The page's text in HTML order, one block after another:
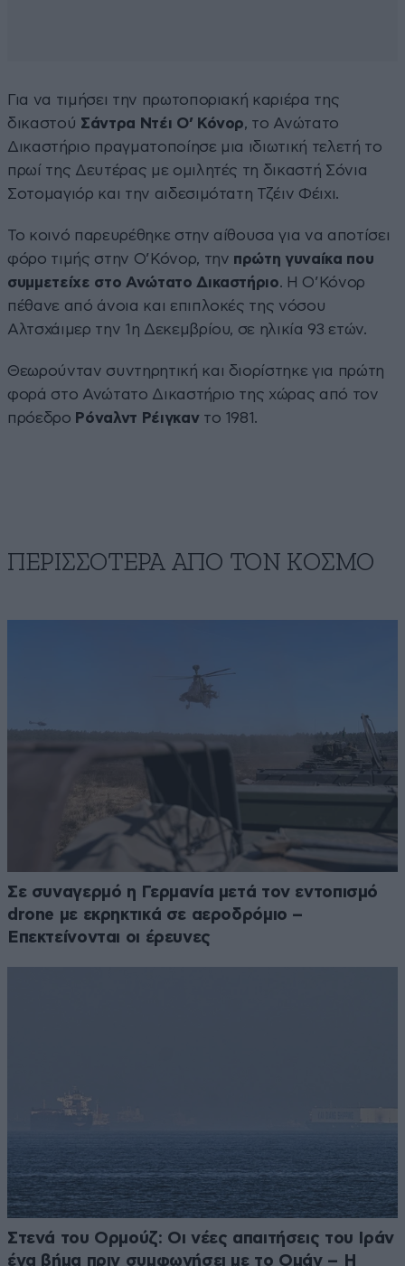
Για να τιμήσει την πρωτοποριακή καριέρα της
δικαστού Σάντρα Ντέι Ο’ Κόνορ, το Ανώτατο
Δικαστήριο πραγματοποίησε μια ιδιωτική τελετή το
πρωί της Δευτέρας με ομιλητές τη δικαστή Σόνια
Σοτομαγιόρ και την αιδεσιμότατη Τζέιν Φέιχι.
Το κοινό παρευρέθηκε στην αίθουσα για να αποτίσει
φόρο τιμής στην Ο’Κόνορ, την πρώτη γυναίκα που
συμμετείχε στο Ανώτατο Δικαστήριο. Η Ο’Κόνορ
πέθανε από άνοια και επιπλοκές της νόσου
Αλτσχάιμερ την 1η Δεκεμβρίου, σε ηλικία 93 ετών.
Θεωρούνταν συντηρητική και διορίστηκε για πρώτη
φορά στο Ανώτατο Δικαστήριο της χώρας από τον
πρόεδρο Ρόναλντ Ρέιγκαντο 1981.
ΠΕΡΙΣΣΟΤΕΡΑ ΑΠΟ ΤΟΝ ΚΟΣΜΟ
Σε συναγερμό η Γερμανία μετά τον εντοπισμό
drone με εκρηκτικά σε αεροδρόμιο –
Επεκτείνονται οι έρευνες
Στενά του Ορμούζ: Οι νέες απαιτήσεις του Ιράν
ένα βήμα πριν συμφωνήσει με το Ομάν – Η